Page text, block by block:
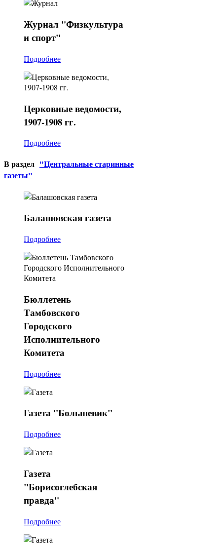
Журнал "Физкультура
и спорт"
Подробнее
Церковныеведомости,
1907-1908 гг.
Подробнее
В раздел "Центральные старинные
газеты"
Балашовскаягазета
Подробнее
Бюллетень
Тамбовского
Городского
Исполнительного
Комитета
Подробнее
Газета "Большевик"
Подробнее
Газета
"Борисоглебская
правда"
Подробнее